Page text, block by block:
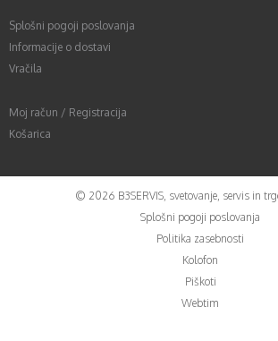
Splošni pogoji poslovanja
Informacije o dostavi
Vračila
Moj račun / Registracija
Košarica
© 2026 B3SERVIS, svetovanje, servis in
Splošni pogoji poslovanja
Politika zasebnosti
Kolofon
Piškoti
Webtim